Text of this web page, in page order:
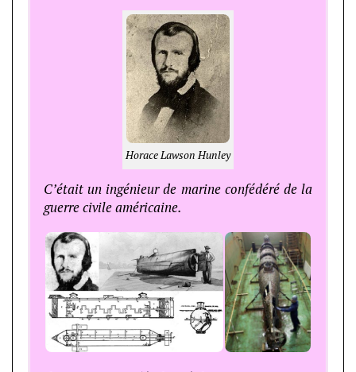
Horace Lawson Hunley
C’était un ingénieur de marine confédéré de la
guerre civile américaine.